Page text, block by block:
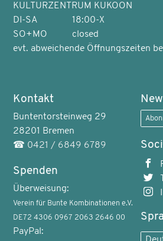
KULTURZENTRUM KUKOON
DI-SA
18:00-X
SO+MO
closed
evt. abweichende Öffnungszeiten
Kontakt
Buntentorsteinweg 29
28201 Bremen
☎ 0421 / 6849 6789
Spenden
Überweisung:
Verein für Bunte Kombinationen e.V.
DE72 4306 0967 2063 2646 00
PayPal: